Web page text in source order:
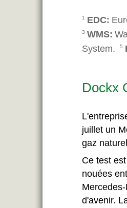
1 EDC
3 WMS
System.
5
Dockx
juillet un
gaz
Ce test
nouées
d'avenir.